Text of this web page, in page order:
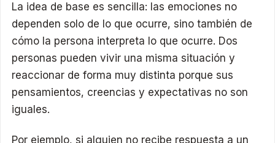
La idea de base es sencilla: las emociones no
dependen solo de lo que ocurre, sino también de
cómo la persona interpreta lo que ocurre. Dos
personas pueden vivir una misma situación y
reaccionar de forma muy distinta porque sus
pensamientos, creencias y expectativas no son
iguales.
Por ejemplo, si alguien no recibe respuesta a un